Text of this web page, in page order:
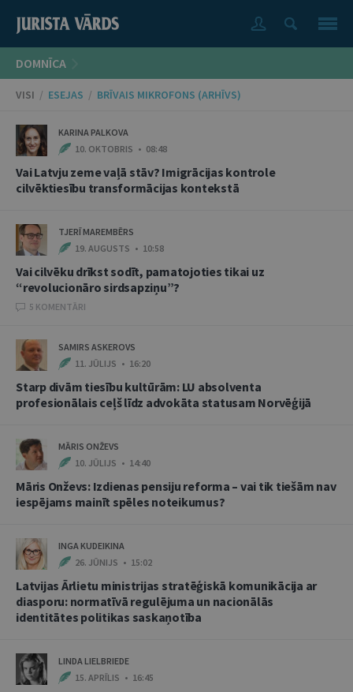
DOMNĪCA
VISI / ESEJAS / BRĪVAIS MIKROFONS (ARHĪVS)
KARINA PALKOVA
10. OKTOBRIS • 08:48
Vai Latvju zeme vaļā stāv? Imigrācijas kontrole
cilvēktiesību transformācijas kontekstā
TJERĪ MAREMBĒRS
19. AUGUSTS • 10:58
Vai cilvēku drīkst sodīt, pamatojoties tikai uz
“revolucionāro sirdsapziņu”?
5 KOMENTĀRI
SAMIRS ASKEROVS
11. JŪLIJS • 16:20
Starp divām tiesību kultūrām: LU absolventa
profesionālais ceļš līdz advokāta statusam Norvēģijā
MĀRIS ONŽEVS
10. JŪLIJS • 14:40
Māris Onževs: Izdienas pensiju reforma – vai tik tiešām nav
iespējams mainīt spēles noteikumus?
INGA KUDEIKINA
26. JŪNIJS • 15:02
Latvijas Ārlietu ministrijas stratēģiskā komunikācija ar
diasporu: normatīvā regulējuma un nacionālās
identitātes politikas saskaņotība
LINDA LIELBRIEDE
15. APRĪLIS • 16:45